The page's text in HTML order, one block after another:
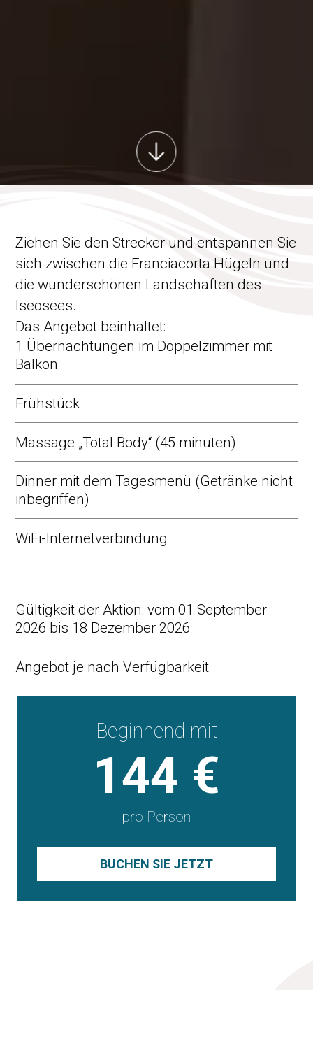
Ziehen Sie den Strecker und entspannen Sie
sich zwischen die Franciacorta Hügeln und
die wunderschönen Landschaften des
Iseosees.
Das Angebot beinhaltet:
1 Übernachtungen im Doppelzimmer mit
Balkon
Frühstück
Massage „Total Body“ (45 minuten)
Dinner mit dem Tagesmenü (Getränke nicht
inbegriffen)
WiFi-Internetverbindung
Gültigkeit der Aktion: vom 01 September
2026 bis 18 Dezember 2026
Angebot je nach Verfügbarkeit
beginnend mit
144 €
pro Person
BUCHEN SIE JETZT